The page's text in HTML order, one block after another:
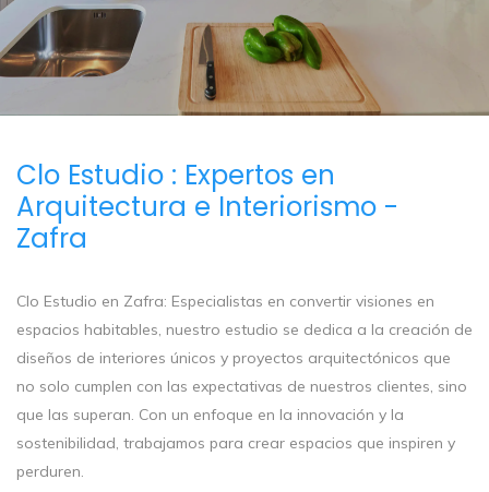
Clo Estudio : Expertos en
Arquitectura e Interiorismo -
Zafra
Clo Estudio en Zafra: Especialistas en convertir visiones en
espacios habitables, nuestro estudio se dedica a la creación de
diseños de interiores únicos y proyectos arquitectónicos que
no solo cumplen con las expectativas de nuestros clientes, sino
que las superan. Con un enfoque en la innovación y la
sostenibilidad, trabajamos para crear espacios que inspiren y
perduren.